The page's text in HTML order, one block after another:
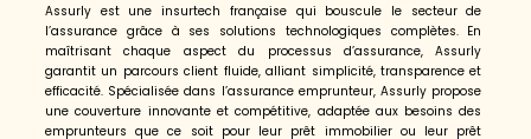
Assurly est une insurtech française qui bouscule le secteur de
l’assurance grâce à ses solutions technologiques complètes. En
maîtrisant chaque aspect du processus d’assurance, Assurly
garantit un parcours client fluide, alliant simplicité, transparence et
efficacité. Spécialisée dans l’assurance emprunteur, Assurly propose
une couverture innovante et compétitive, adaptée aux besoins des
emprunteurs que ce soit pour leur prêt immobilier ou leur prêt